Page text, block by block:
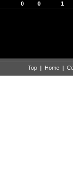
0 0 1
Top | Home |